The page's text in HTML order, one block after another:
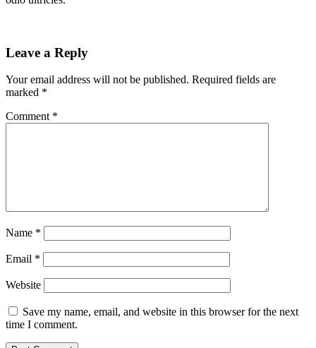
Leave a Reply
Your email address will not be published. Required fields are
marked *
Comment *
Name *
Email *
Website
Save my name, email, and website in this browser for the next
time I comment.